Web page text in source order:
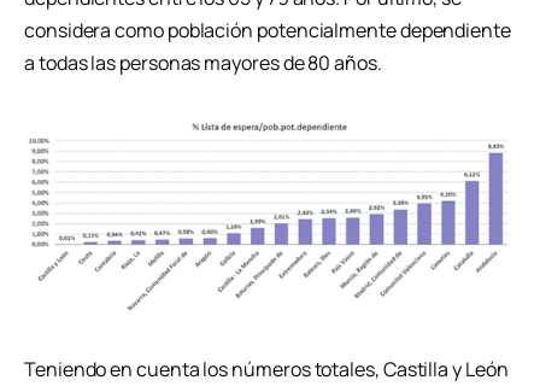
considera como población potencialmente dependiente
a todas las personas mayores de 80 años.
Teniendo en cuenta los números totales, Castilla y León